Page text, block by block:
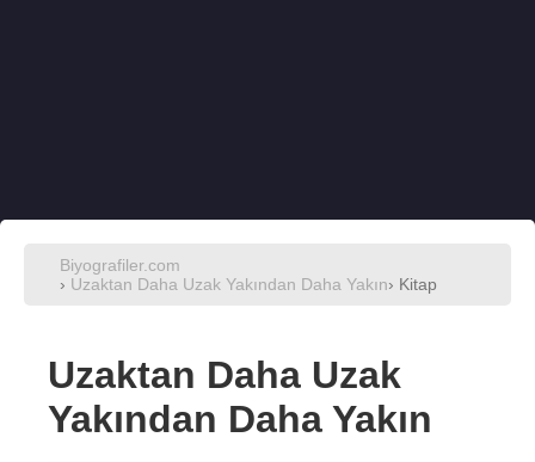
Biyografiler.com
› Uzaktan Daha Uzak Yakından Daha Yakın› Kitap
Uzaktan Daha Uzak
Yakından Daha Yakın